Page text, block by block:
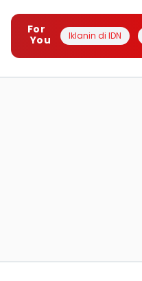
For
You
Iklanin di IDN